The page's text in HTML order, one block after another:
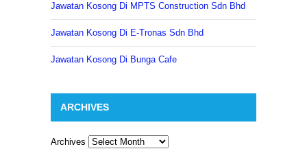
Jawatan Kosong Di MPTS Construction Sdn Bhd
Jawatan Kosong Di E-Tronas Sdn Bhd
Jawatan Kosong Di Bunga Cafe
ARCHIVES
Archives